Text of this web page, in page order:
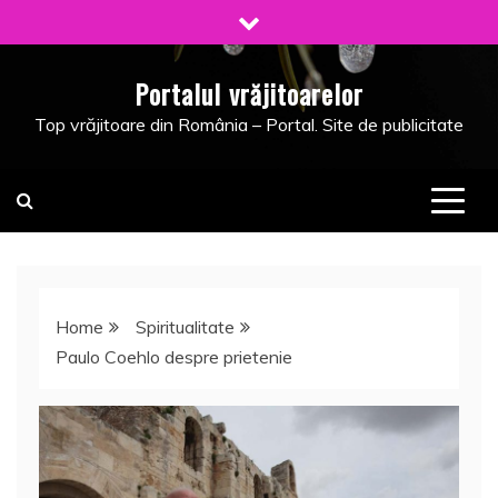
to
Portalul vrăjitoarelor
Top vrăjitoare din România – Portal. Site de publicitate
Home
Spiritualitate
Paulo Coehlo despre prietenie